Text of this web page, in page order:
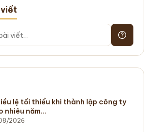
lệ tối thiểu khi thành lập công ty
nhiêu năm…
2026